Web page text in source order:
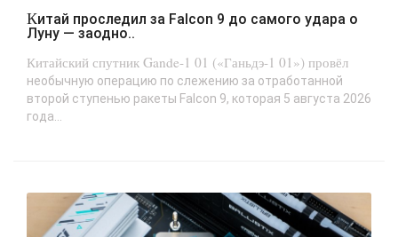
Китай проследил за Falcon 9 до самого удара о
Луну — заодно..
Китайский спутник Gande-1 01 («Ганьдэ-1 01») провёл
необычную операцию по слежению за отработанной
второй ступенью ракеты Falcon 9, которая 5 августа 2026
года...